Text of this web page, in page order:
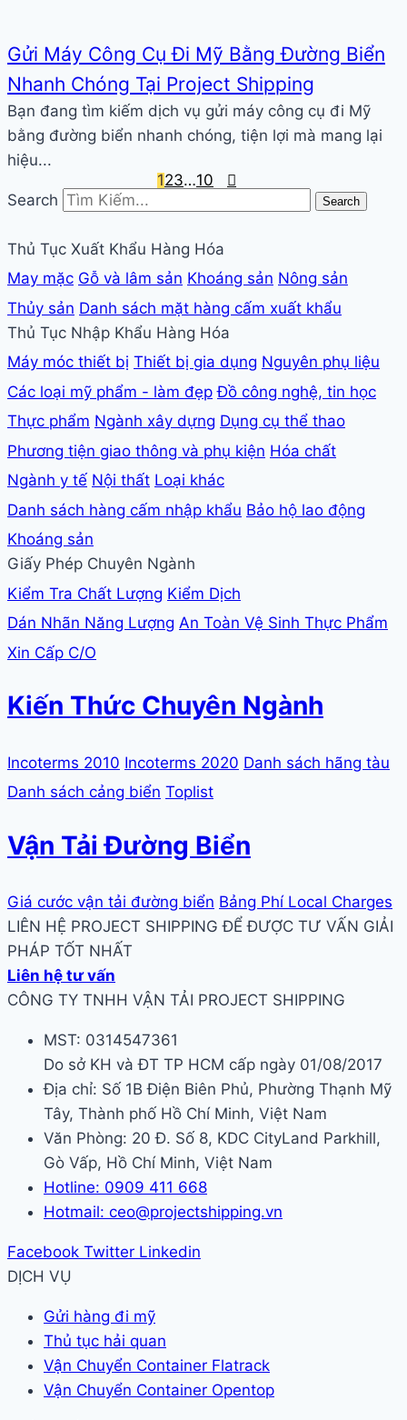
Gửi Máy Công Cụ Đi Mỹ Bằng Đường Biển
Nhanh Chóng Tại Project Shipping
Bạn đang tìm kiếm dịch vụ gửi máy công cụ đi Mỹ
bằng đường biển nhanh chóng, tiện lợi mà mang lại
hiệu...
Phân
bài
viết
123…10
Search
Search
Thủ Tục Xuất Khẩu Hàng Hóa
May mặc Gỗ và lâm sản Khoáng sản Nông sản
Thủy sản Danh sách mặt hàng cấm xuất khẩu
Thủ Tục Nhập Khẩu Hàng Hóa
Máy móc thiết bị Thiết bị gia dụng Nguyên phụ liệu
Các loại mỹ phẩm - làm đẹp Đồ công nghệ, tin học
Thực phẩm Ngành xây dựng Dụng cụ thể thao
Phương tiện giao thông và phụ kiện Hóa chất
Ngành y tế Nội thất Loại khác
Danh sách hàng cấm nhập khẩu Bảo hộ lao động
Khoáng sản
Giấy Phép Chuyên Ngành
Kiểm Tra Chất Lượng Kiểm Dịch
Dán Nhãn Năng Lượng An Toàn Vệ Sinh Thực Phẩm
Xin Cấp C/O
Kiến Thức Chuyên Ngành
Incoterms 2010 Incoterms 2020 Danh sách hãng tàu
Danh sách cảng biển Toplist
Vận Tải Đường Biển
Giá cước vận tải đường biển Bảng Phí Local Charges
LIÊN HỆ PROJECT SHIPPING ĐỂ ĐƯỢC TƯ VẤN GIẢI
PHÁP TỐT NHẤT
Liên hệ tư vấn
CÔNG TY TNHH VẬN TẢI PROJECT SHIPPING
MST: 0314547361
Do sở KH và ĐT TP HCM cấp ngày 01/08/2017
Địa chỉ: Số 1B Điện Biên Phủ, Phường Thạnh Mỹ
Tây, Thành phố Hồ Chí Minh, Việt Nam
Văn Phòng: 20 Đ. Số 8, KDC CityLand Parkhill,
Gò Vấp, Hồ Chí Minh, Việt Nam
Hotline: 0909 411 668
Hotmail: ceo@projectshipping.vn
Facebook Twitter Linkedin
DỊCH VỤ
Gửi hàng đi mỹ
Thủ tục hải quan
Vận Chuyển Container Flatrack
Vận Chuyển Container Opentop